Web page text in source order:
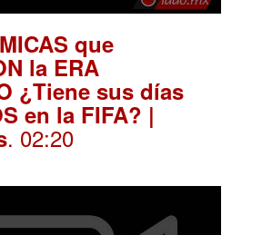
que
la ERA
¿Tiene sus días
en la FIFA? |
. 02:20